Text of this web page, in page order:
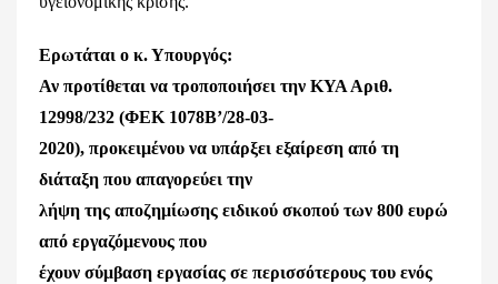
Ερωτάται ο κ. Υπουργός:
Αν προτίθεται να τροποποιήσει την ΚΥΑ Αριθ.
12998/232 (ΦΕΚ 1078Β’/28-03-
2020), προκειμένου να υπάρξει εξαίρεση από τη
διάταξη που απαγορεύει την
λήψη της αποζημίωσης ειδικού σκοπού των 800 ευρώ
από εργαζόμενους που
έχουν σύμβαση εργασίας σε περισσότερους του ενός